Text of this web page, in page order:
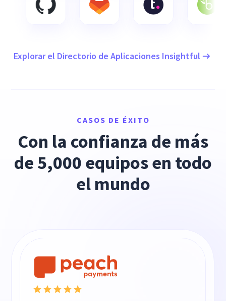
Explorar el Directorio de Aplicaciones Insightful
CASOS DE ÉXITO
Con la confianza de más
de 5,000 equipos en todo
el mundo